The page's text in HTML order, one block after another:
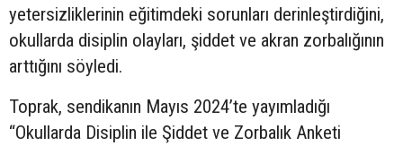
yetersizliklerinin eğitimdeki sorunları derinleştirdiğini,
okullarda disiplin olayları, şiddet ve akran zorbalığının
arttığını söyledi.
Toprak, sendikanın Mayıs 2024’te yayımladığı
“Okullarda Disiplin ile Şiddet ve Zorbalık Anketi